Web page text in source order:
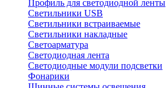
Профиль для светодиодной ленты
Светильники USB
Светильники встраиваемые
Светильники накладные
Светоарматура
Светодиодная лента
Светодиодные модули подсветки
Фонарики